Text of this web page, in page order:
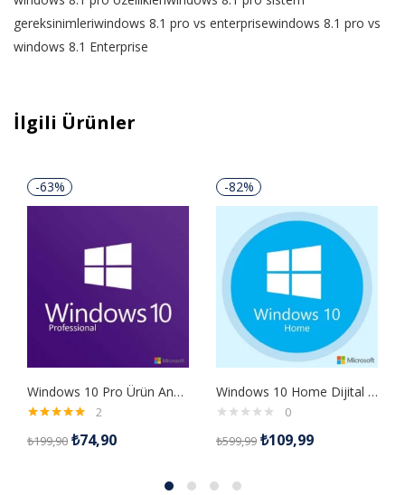
gereksinimleriwindows 8.1 pro vs enterprisewindows 8.1 pro vs
windows 8.1 Enterprise
İlgili Ürünler
-63%
Windows 10 Pro Ürün Anahtarı
5.00oy aldı
2
₺199,90 ₺74,90
-82%
Windows 10 Home Dijital Lisans Anahtarı
0
₺599,99 ₺109,99